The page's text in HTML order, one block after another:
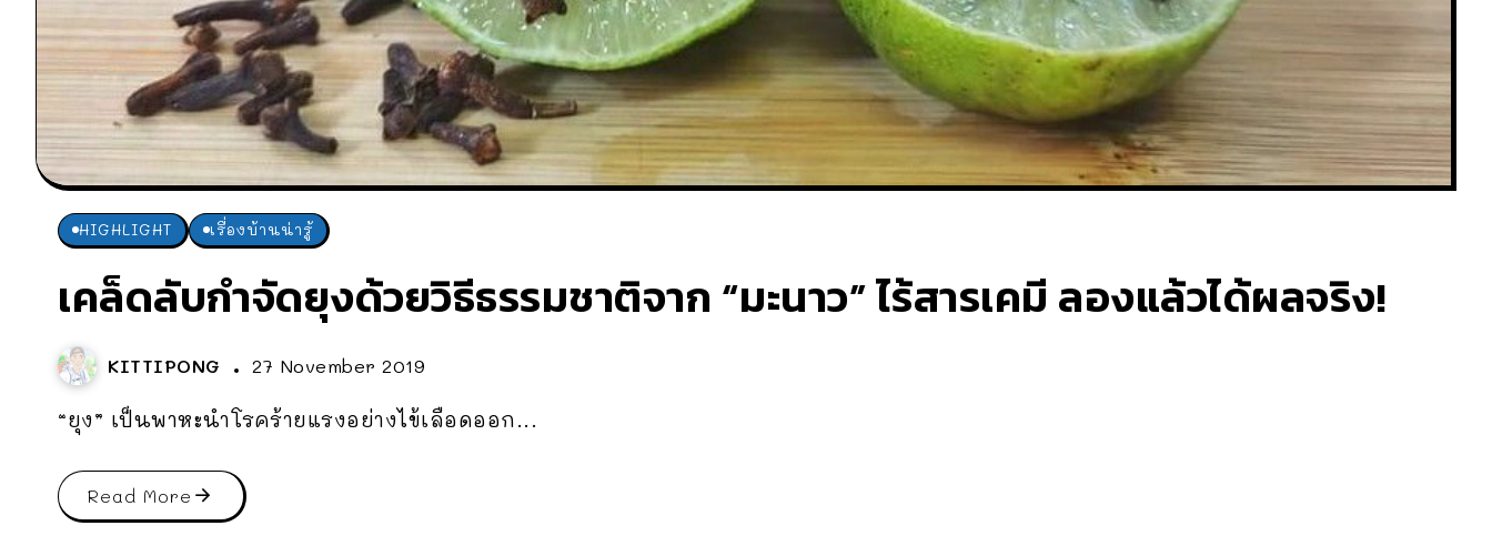
HIGHLIGHT เรื่องบ้านน่ารู้
เคล็ดลับกำจัดยุงด้วยวิธีธรรมชาติจาก “มะนาว” ไร้สารเคมี ลองแล้วได้ผลจริง!
KITTIPONG 27 November 2019
“ยุง” เป็นพาหะนำโรคร้ายแรงอย่างไข้เลือดออก...
Read More